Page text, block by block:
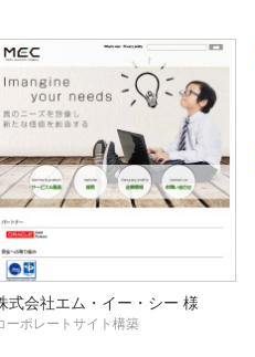
式会社エム・イー・シー 様
ーポレートサイト構築